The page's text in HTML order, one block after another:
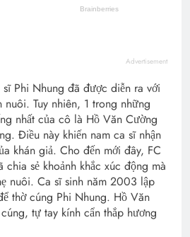
Advertisement
Phi Nhung đã được diễn ra với
Tuy nhiên, 1 trong những
nhất của cô là Hồ Văn Cường
Điều này khiến nam ca sĩ nhận
khán giả. Cho đến mới đây, FC
sẻ khoảnh khắc xúc động mà
nuôi. Ca sĩ sinh năm 2003 lập
thờ cúng Phi Nhung. Hồ Văn
tự tay kính cẩn thắp hương